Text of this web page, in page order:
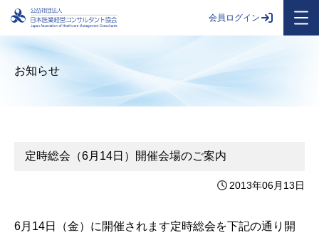
会員ログイン
お知らせ
定時総会（6月14日）開催会場のご案内
2013年06月13日
6月14日（金）に開催されます定時総会を下記の通り開